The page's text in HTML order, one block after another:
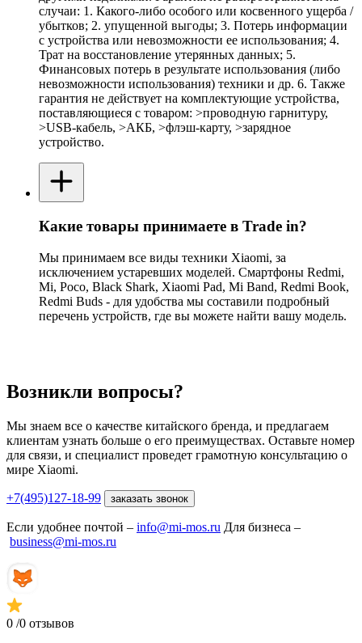
случаи: 1. Какого-либо особого или косвенного ущерба /
убытков; 2. упущенной выгоды; 3. Потерь информации
с устройства или невозможности ее использования; 4.
Трат на восстановление утерянных данных; 5.
Финансовых потерь в результате использования (либо
невозможности использования) техники и др. 6. Также
гарантия не действует на комплектующие устройства,
поставляющиеся с товаром: >проводную гарнитуру,
>USB-кабель, >АКБ, >флэш-карту, >зарядное
устройство.
Какие товары принимаете в Trade in?
Мы принимаем все виды техники Xiaomi, за
исключением устаревших моделей. Смартфоны Redmi,
Mi, Poco, Black Shark, Xiaomi Pad, Mi Band, Redmi Book,
Redmi Buds - для удобства мы составили подробный
перечень устройств, где вы можете найти вашу модель.
Возникли вопросы?
Мы знаем все о качестве китайского бренда, и предлагаем
клиентам узнать больше о его преимуществах. Оставьте номер
для связи, и специалист проведет грамотную консультацию о
мире Xiaomi.
+7(495)127-18-99 заказать звонок
Если удобнее почтой – info@mi-mos.ru Для бизнеса –
business@mi-mos.ru
0 /0 отзывов